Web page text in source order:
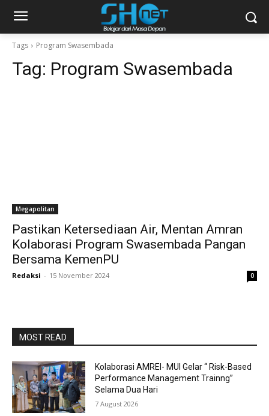
Tags Program Swasembada
Tag: Program Swasembada
Megapolitan
Pastikan Ketersediaan Air, Mentan Amran
Kolaborasi Program Swasembada Pangan
Bersama KemenPU
Redaksi - 15 November 2024 0
MOST READ
Kolaborasi AMREI- MUI Gelar “ Risk-Based
Performance Management Trainng”
Selama Dua Hari
7 August 2026